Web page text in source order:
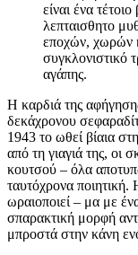
είναι ένα
λεπταισθητο
εποχών, χωρών
συγκλονιστικό
αγάπης.
Η καρδιά της
δεκάχρονου
1943 το ωθεί βίαια
από τη γιαγιά της, οι
κουτσού – όλα
ταυτόχρονα ποιητική.
ωραιοποιεί – μα με
σπαρακτική μορφή
μπροστά στην κάνη